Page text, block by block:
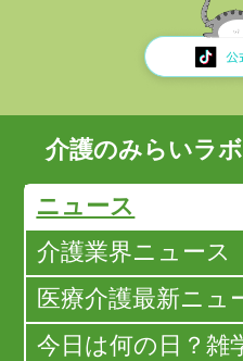
介護のみらいラ
ニュース
介護業界ニュース
医療介護最新ニュ
今日は何の日？雑